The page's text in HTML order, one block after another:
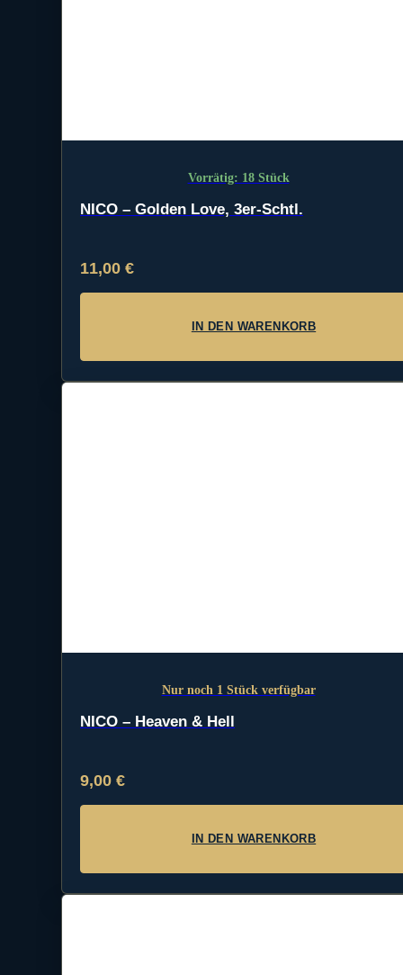
Vorrätig: 18 Stück
NICO – Golden Love, 3er-Schtl.
11,00 €
IN DEN WARENKORB
Nur noch 1 Stück verfügbar
NICO – Heaven & Hell
9,00 €
IN DEN WARENKORB